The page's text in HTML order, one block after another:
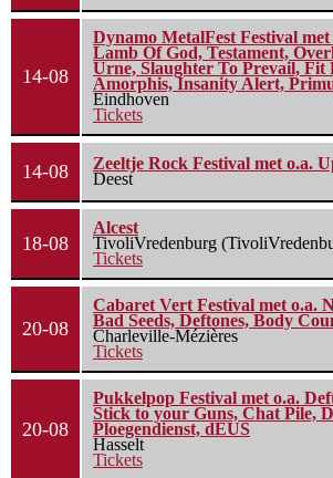
14-08
Dynamo MetalFest Festival
Lamb Of God, Testament,
Urne, Slaughter To Prevail, Fit
Amorphis, Insanity Alert,
Eindhoven
Tickets
14-08
Zeeltje Rock Festival met o.a.
Deest
18-08
Alcest
TivoliVredenburg
Tickets
20-08
Cabaret Vert Festival met o.a.
Bad Seeds, Deftones, Body
Charleville-Mézières
Tickets
20-08
Pukkelpop Festival met o.a.
Stick to your Guns, Chat Pile,
Ploegendienst, dEUS
Hasselt
Tickets